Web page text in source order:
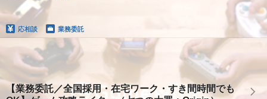
応相談 業務委託
【業務委託／全国採用・在宅ワーク・すき間時間でも